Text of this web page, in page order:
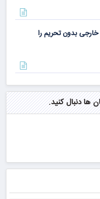
خارجی بدون تحریم را
ها دنبال کنید.